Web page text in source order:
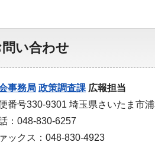
い合わせ
事務局 政策調査課 広報担当
番号330-9301 埼玉県さいたま市
：048-830-6257
ックス：048-830-4923